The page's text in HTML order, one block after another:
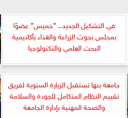
في التشكيل الجديد.. ”خميس” عضوًا
بمجلس بحوث الزراعة والغذاء بأكاديمية
البحث العلمي والتكنولوجيا
جامعة بنها تستقبل الزيارة السنوية لفريق
تقييم النظام المتكامل للجودة والسلامة
والصحة المهنية بإدارة الجامعة